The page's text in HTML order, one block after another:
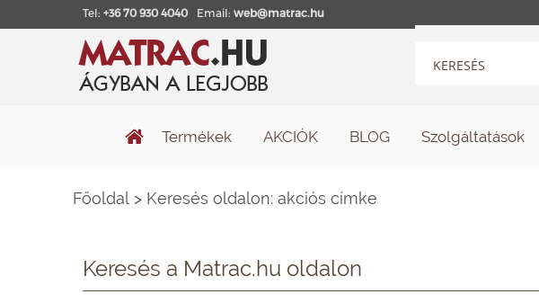
Tel: +36 70 930 4040 Email: web@matrac.hu
Termékek AKCIÓK BLOG Szolgáltatások
Főoldal > Keresés oldalon: akciós címke
Keresés a Matrac.hu oldalon